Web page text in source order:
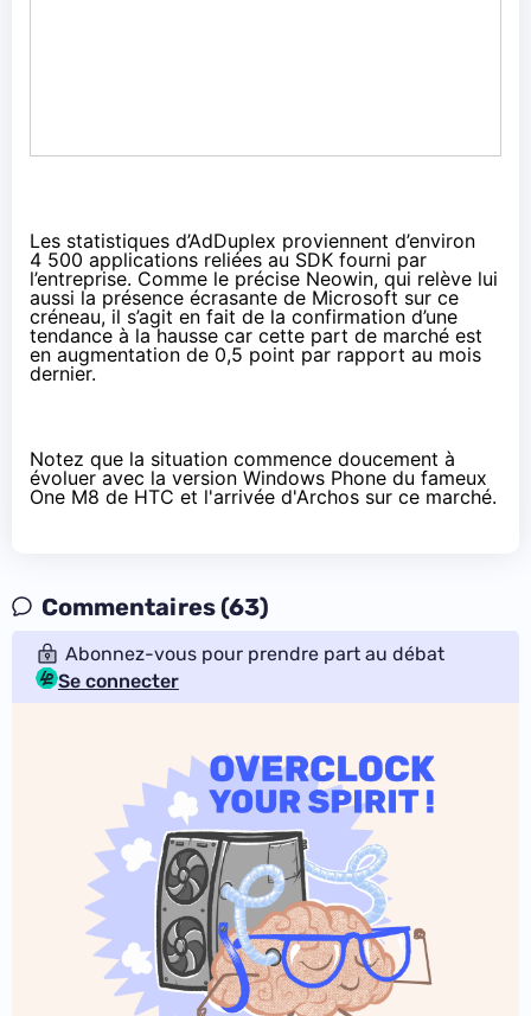
Les statistiques d’AdDuplex proviennent d’environ
4 500 applications reliées au SDK fourni par
l’entreprise. Comme le précise Neowin, qui relève lui
aussi la présence écrasante de Microsoft sur ce
créneau, il s’agit en fait de la confirmation d’une
tendance à la hausse car cette part de marché est
en augmentation de 0,5 point par rapport au mois
dernier.
Notez que la situation commence doucement à
évoluer avec la version Windows Phone du fameux
One M8 de HTC et l'arrivée d'Archos sur ce marché.
Commentaires (63)
Abonnez-vous pour prendre part au débat
Se connecter